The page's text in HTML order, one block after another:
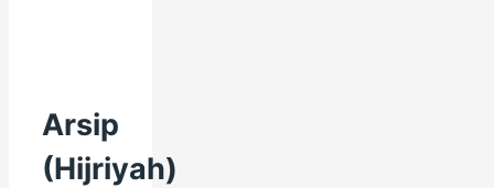
Arsip
(Hijriyah)